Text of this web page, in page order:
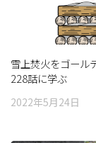
雪上焚火をゴール
228話に学ぶ
2022年5月24日